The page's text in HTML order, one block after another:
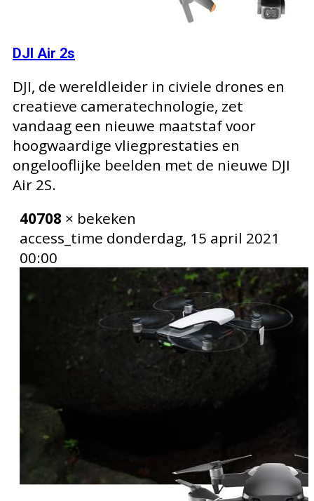
DJI Air 2s
DJI, de wereldleider in civiele drones en
creatieve cameratechnologie, zet
vandaag een nieuwe maatstaf voor
hoogwaardige vliegprestaties en
ongelooflijke beelden met de nieuwe DJI
Air 2S.
40708 × bekeken
access_time donderdag, 15 april 2021
00:00